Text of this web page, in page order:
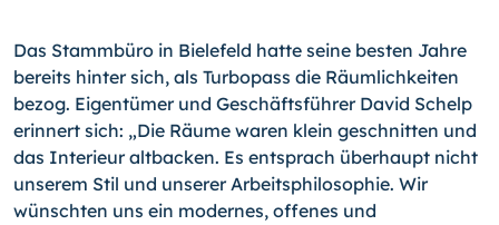
Das Stammbüro in Bielefeld hatte seine besten Jahre
bereits hinter sich, als Turbopass die Räumlichkeiten
bezog. Eigentümer und Geschäftsführer David Schelp
erinnert sich: „Die Räume waren klein geschnitten und
das Interieur altbacken. Es entsprach überhaupt nicht
unserem Stil und unserer Arbeitsphilosophie. Wir
wünschten uns ein modernes, offenes und